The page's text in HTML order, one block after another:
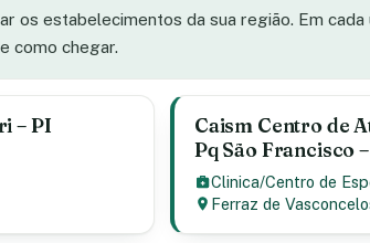
os estabelecimentos da sua região. Em
como chegar.
– PI
Caism Centro de
Pq São Francisco
Clinica/Centro de
Ferraz de